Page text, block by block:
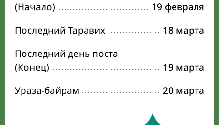
(Начало)
19 февраля
Последний Таравих
18 марта
Последний день поста
(Конец)
19 марта
Ураза-байрам
20 марта